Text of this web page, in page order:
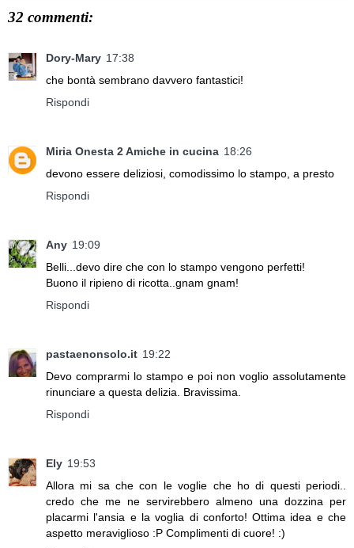
32 commenti:
Dory-Mary 17:38
che bontà sembrano davvero fantastici!
Rispondi
Miria Onesta 2 Amiche in cucina 18:26
devono essere deliziosi, comodissimo lo stampo, a presto
Rispondi
Any 19:09
Belli...devo dire che con lo stampo vengono perfetti!
Buono il ripieno di ricotta..gnam gnam!
Rispondi
pastaenonsolo.it 19:22
Devo comprarmi lo stampo e poi non voglio assolutamente
rinunciare a questa delizia. Bravissima.
Rispondi
Ely 19:53
Allora mi sa che con le voglie che ho di questi periodi..
credo che me ne servirebbero almeno una dozzina per
placarmi l'ansia e la voglia di conforto! Ottima idea e che
aspetto meraviglioso :P Complimenti di cuore! :)